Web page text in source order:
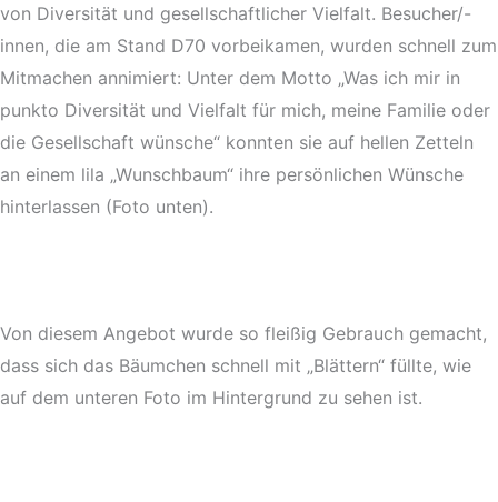
von Diversität und gesellschaftlicher Vielfalt. Besucher/-
innen, die am Stand D70 vorbeikamen, wurden schnell zum
Mitmachen annimiert: Unter dem Motto „Was ich mir in
punkto Diversität und Vielfalt für mich, meine Familie oder
die Gesellschaft wünsche“ konnten sie auf hellen Zetteln
an einem lila „Wunschbaum“ ihre persönlichen Wünsche
hinterlassen (Foto unten).
Von diesem Angebot wurde so fleißig Gebrauch gemacht,
dass sich das Bäumchen schnell mit „Blättern“ füllte, wie
auf dem unteren Foto im Hintergrund zu sehen ist.